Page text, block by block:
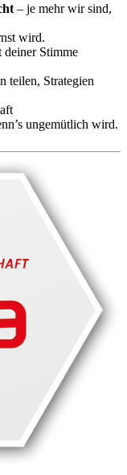
– je mehr wir sind,
wird.
deiner Stimme
teilen, Strategien
ungemütlich wird.